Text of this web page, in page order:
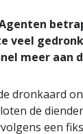
Agenten
veel
meer aan
dronkaard
de
een